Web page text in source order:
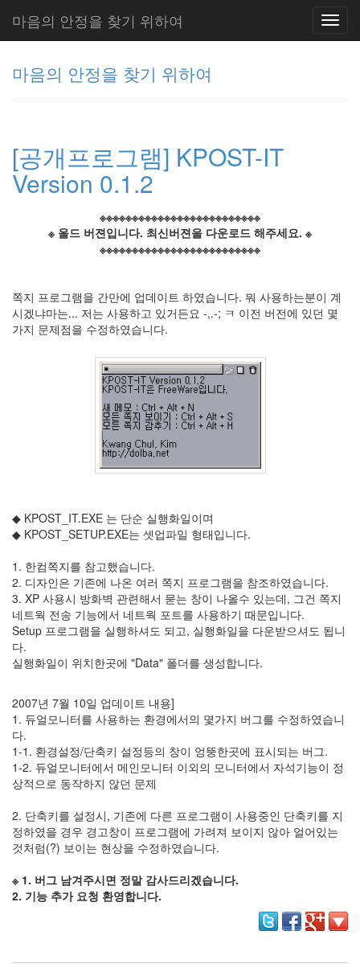
마음의 안정을 찾기 위하여
마음의 안정을 찾기 위하여
[공개프로그램] KPOST-IT
Version 0.1.2
※※※※※※※※※※※※※※※※※※※※※※※※※
※ 올드 버젼입니다. 최신버젼을 다운로드 해주세요. ※
※※※※※※※※※※※※※※※※※※※※※※※※※
쪽지 프로그램을 간만에 업데이트 하였습니다. 뭐 사용하는분이 계
시겠냐마는... 저는 사용하고 있거든요 -,.-; ㅋ 이전 버전에 있던 몇
가지 문제점을 수정하였습니다.
◆ KPOST_IT.EXE 는 단순 실행화일이며
◆ KPOST_SETUP.EXE는 셋업파일 형태입니다.
1. 한컴쪽지를 참고했습니다.
2. 디자인은 기존에 나온 여러 쪽지 프로그램을 참조하였습니다.
3. XP 사용시 방화벽 관련해서 묻는 창이 나올수 있는데, 그건 쪽지
네트웍 전송 기능에서 네트웍 포트를 사용하기 때문입니다.
Setup 프로그램을 실행하셔도 되고, 실행화일을 다운받으셔도 됩니
다.
실행화일이 위치한곳에 "Data" 폴더를 생성합니다.
2007년 7월 10일 업데이트 내용]
1. 듀얼모니터를 사용하는 환경에서의 몇가지 버그를 수정하였습니
다.
1-1. 환경설정/단축키 설정등의 창이 엉뚱한곳에 표시되는 버그.
1-2. 듀얼모니터에서 메인모니터 이외의 모니터에서 자석기능이 정
상적으로 동작하지 않던 문제
2. 단축키를 설정시, 기존에 다른 프로그램이 사용중인 단축키를 지
정하였을 경우 경고창이 프로그램에 가려져 보이지 않아 얼어있는
것처럼(?) 보이는 현상을 수정하였습니다.
※ 1. 버그 남겨주시면 정말 감사드리겠습니다.
2. 기능 추가 요청 환영합니다.
움
(복
분
주
절
이
명
박
영
화
FreeWare
프
리
어
드
라
마
공
개
소
프
트
웨
미